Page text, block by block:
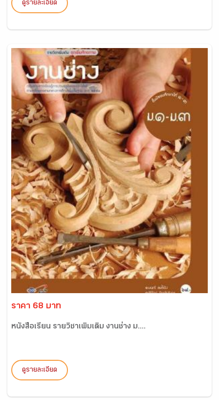
ดูรายละเอียด
ราคา 68 บาท
หนังสือเรียน รายวิชาเพิ่มเติม งานช่าง ม....
ดูรายละเอียด